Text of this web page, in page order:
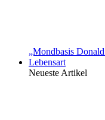
„Mondbasis
Lebensart
Neueste Artikel